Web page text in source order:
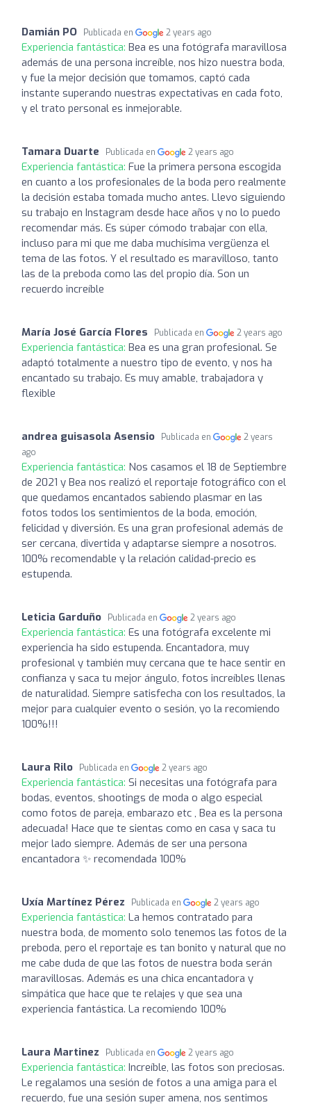
Damián PO Publicada en 2 years ago
Experiencia fantástica: Bea es una fotógrafa maravillosa
además de una persona increíble, nos hizo nuestra boda,
y fue la mejor decisión que tomamos, captó cada
instante superando nuestras expectativas en cada foto,
y el trato personal es inmejorable.
Tamara Duarte Publicada en 2 years ago
Experiencia fantástica: Fue la primera persona escogida
en cuanto a los profesionales de la boda pero realmente
la decisión estaba tomada mucho antes. Llevo siguiendo
su trabajo en Instagram desde hace años y no lo puedo
recomendar más. Es súper cómodo trabajar con ella,
incluso para mi que me daba muchísima vergüenza el
tema de las fotos. Y el resultado es maravilloso, tanto
las de la preboda como las del propio día. Son un
recuerdo increíble
María José García Flores Publicada en 2 years ago
Experiencia fantástica: Bea es una gran profesional. Se
adaptó totalmente a nuestro tipo de evento, y nos ha
encantado su trabajo. Es muy amable, trabajadora y
flexible
andrea guisasola Asensio Publicada en
2 years
ago
Experiencia fantástica: Nos casamos el 18 de Septiembre
de 2021 y Bea nos realizó el reportaje fotográfico con el
que quedamos encantados sabiendo plasmar en las
fotos todos los sentimientos de la boda, emoción,
felicidad y diversión. Es una gran profesional además de
ser cercana, divertida y adaptarse siempre a nosotros.
100% recomendable y la relación calidad-precio es
estupenda.
Leticia Garduño Publicada en 2 years ago
Experiencia fantástica: Es una fotógrafa excelente mi
experiencia ha sido estupenda. Encantadora, muy
profesional y también muy cercana que te hace sentir en
confianza y saca tu mejor ángulo, fotos increíbles llenas
de naturalidad. Siempre satisfecha con los resultados, la
mejor para cualquier evento o sesión, yo la recomiendo
100%!!!
Laura Rilo Publicada en 2 years ago
Experiencia fantástica: Si necesitas una fotógrafa para
bodas, eventos, shootings de moda o algo especial
como fotos de pareja, embarazo etc , Bea es la persona
adecuada! Hace que te sientas como en casa y saca tu
mejor lado siempre. Además de ser una persona
encantadora ✨ recomendada 100%
Uxía Martínez Pérez Publicada en 2 years ago
Experiencia fantástica: La hemos contratado para
nuestra boda, de momento solo tenemos las fotos de la
preboda, pero el reportaje es tan bonito y natural que no
me cabe duda de que las fotos de nuestra boda serán
maravillosas. Además es una chica encantadora y
simpática que hace que te relajes y que sea una
experiencia fantástica. La recomiendo 100%
Laura Martinez Publicada en 2 years ago
Experiencia fantástica: Increíble, las fotos son preciosas.
Le regalamos una sesión de fotos a una amiga para el
recuerdo, fue una sesión super amena, nos sentimos